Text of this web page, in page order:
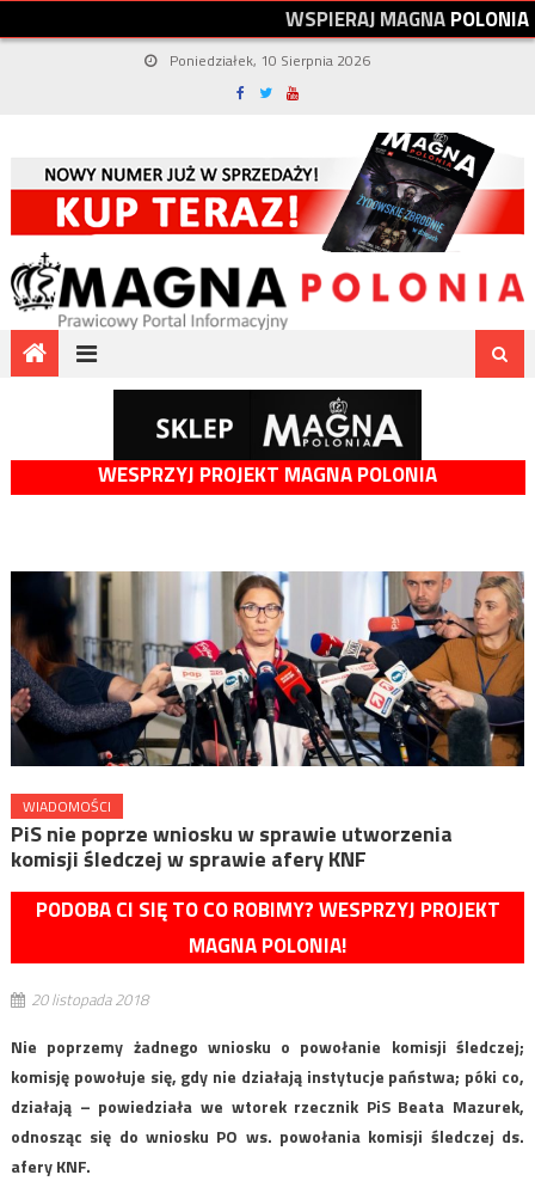
WSPIERAJMAGNAPOLONIA
Poniedziałek, 10 Sierpnia 2026
WESPRZYJ PROJEKT MAGNA POLONIA
WIADOMOŚCI
PiS nie poprze wniosku w sprawie utworzenia
komisji śledczej w sprawie afery KNF
PODOBA CI SIĘ TO CO ROBIMY? WESPRZYJ PROJEKT
MAGNA POLONIA!
20 listopada 2018
Nie poprzemy żadnego wniosku o powołanie komisji śledczej;
komisję powołuje się, gdy nie działają instytucje państwa; póki co,
działają – powiedziała we wtorek rzecznik PiS Beata Mazurek,
odnosząc się do wniosku PO ws. powołania komisji śledczej ds.
afery KNF.